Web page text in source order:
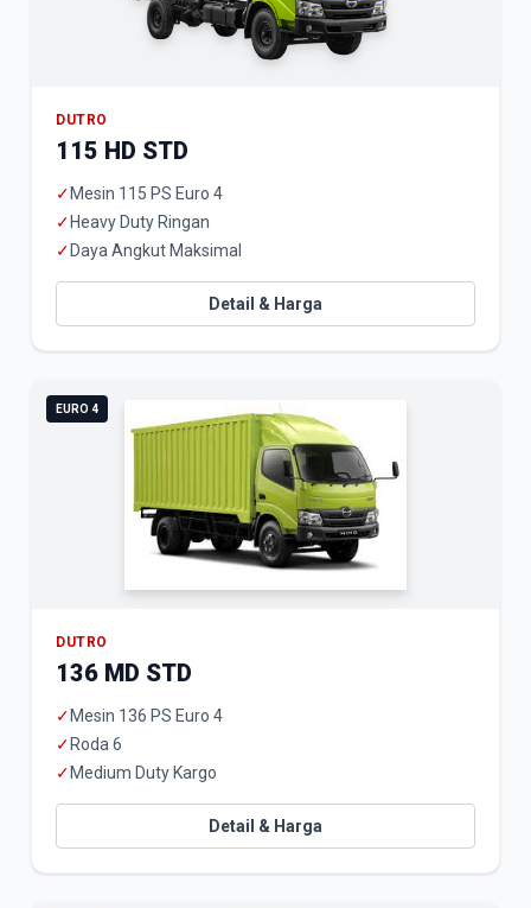
DUTRO
115 HD STD
✓ Mesin 115 PS Euro 4
✓ Heavy Duty Ringan
✓ Daya Angkut Maksimal
Detail & Harga
EURO 4
DUTRO
136 MD STD
✓ Mesin 136 PS Euro 4
✓ Roda 6
✓ Medium Duty Kargo
Detail & Harga